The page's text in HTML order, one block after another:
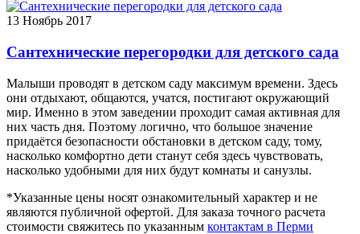
13 Ноябрь 2017
Сантехнические перегородки для детского сада
Малыши проводят в детском саду максимум времени. Здесь
они отдыхают, общаются, учатся, постигают окружающий
мир. Именно в этом заведении проходит самая активная для
них часть дня. Поэтому логично, что большое значение
придаётся безопасности обстановки в детском саду, тому,
насколько комфортно дети станут себя здесь чувствовать,
насколько удобными для них будут комнаты и санузлы.
*Указанные цены носят ознакомительный характер и не
являются публичной офертой. Для заказа точного расчета
стоимости свяжитесь по указанным контактам в Перми